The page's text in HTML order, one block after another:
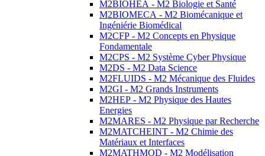
M2BIOHEA - M2 Biologie et Santé
M2BIOMECA - M2 Biomécanique et
Ingéniérie Biomédical
M2CFP - M2 Concepts en Physique
Fondamentale
M2CPS - M2 Système Cyber Physique
M2DS - M2 Data Science
M2FLUIDS - M2 Mécanique des Fluides
M2GI - M2 Grands Instruments
M2HEP - M2 Physique des Hautes
Energies
M2MARES - M2 Physique par Recherche
M2MATCHEINT - M2 Chimie des
Matériaux et Interfaces
M2MATHMOD - M2 Modélisation